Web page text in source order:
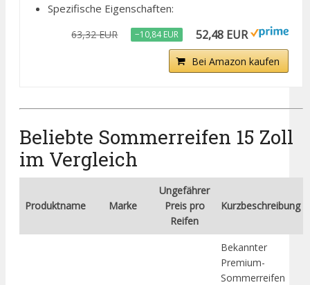
Spezifische Eigenschaften:
63,32 EUR −10,84 EUR 52,48 EUR
Bei Amazon kaufen
Beliebte Sommerreifen 15 Zoll
im Vergleich
Produktname Marke
Ungefährer
Preis pro
Reifen
Kurzbeschreibung
Bekannter
Premium-
Sommerreifen